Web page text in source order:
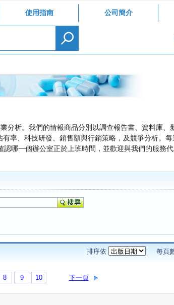
使用指南 公司簡介
分析。我們的情報商品分別以調查報告書、資料庫、
率、科技研發、銷售額與行銷策略，及競爭分析。
認哪一個辦公室正於上班時間，並歡迎與我們的服務
排序依 每頁
8 9 10 下一頁